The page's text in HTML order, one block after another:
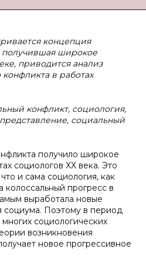
концепция
получившая широкое
приводится анализ
в работах
конфликт, социология,
социальный
получило широкое
социологов XX века. Это
и сама социология, как
колоссальный прогресс в
выработала новые
социума. Поэтому в период
социологических
возникновения
новое прогрессивное